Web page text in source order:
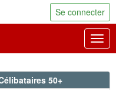
Se connecter
50+